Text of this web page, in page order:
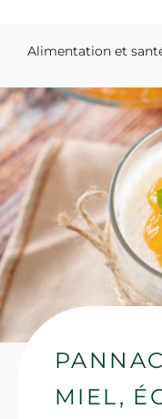
Alimentation et
MIEL,